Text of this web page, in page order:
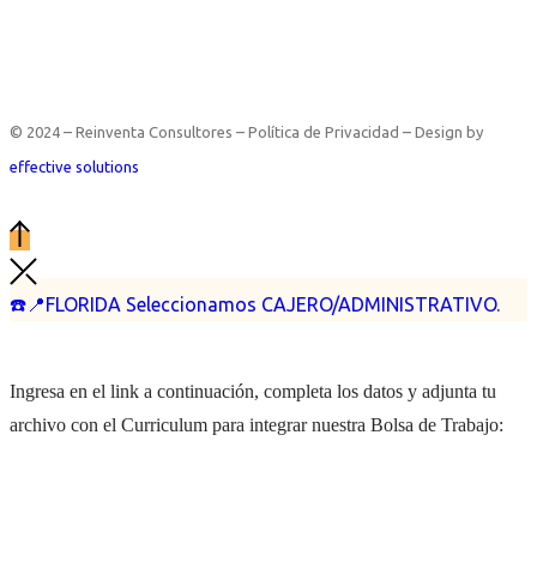
☎️📍FLORIDA Seleccionamos CAJERO/ADMINISTRATIVO.
© 2024 – Reinventa Consultores – Política de Privacidad – Design by
effective solutions
Ingresa en el link a continuación, completa los datos y adjunta tu
archivo con el Curriculum para integrar nuestra Bolsa de Trabajo: